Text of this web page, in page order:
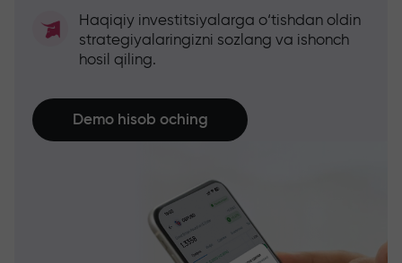
Haqiqiy investitsiyalarga o‘tishdan oldin
strategiyalaringizni sozlang va ishonch
hosil qiling.
Demo hisob oching